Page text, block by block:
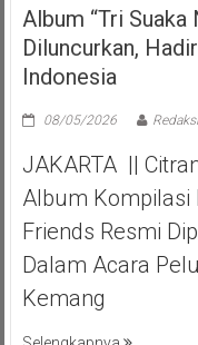
Album “Tri
Diluncurkan,
Indonesia
08/05/2026 Redaksi
JAKARTA ||
Album Kompilasi
Friends Resmi
Dalam Acara
Kemang